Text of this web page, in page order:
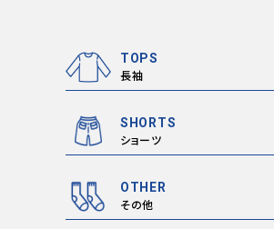
TOPS
長袖
SHORTS
ショーツ
OTHER
その他